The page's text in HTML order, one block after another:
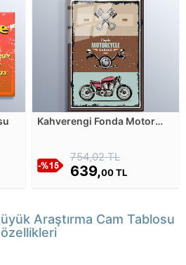
Kahverengi Fonda Motor
754,02 TL
639,00 TL
Araştırma Cam Tablosu
özellikleri